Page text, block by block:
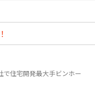
住宅開発最大手ビンホー